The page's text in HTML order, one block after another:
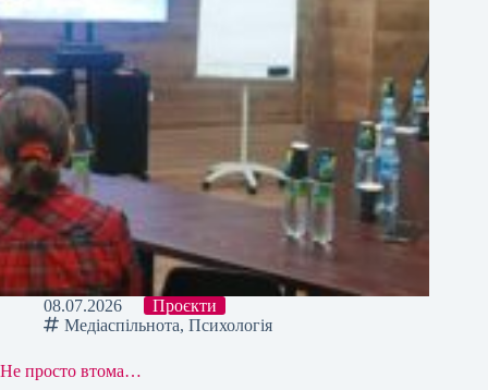
08.07.2026
Проєкти
Медіаспільнота, Психологія
Не просто втома…